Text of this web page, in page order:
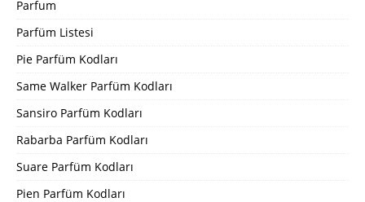
Parfum
Parfüm Listesi
Pie Parfüm Kodları
Same Walker Parfüm Kodları
Sansiro Parfüm Kodları
Rabarba Parfüm Kodları
Suare Parfüm Kodları
Pien Parfüm Kodları